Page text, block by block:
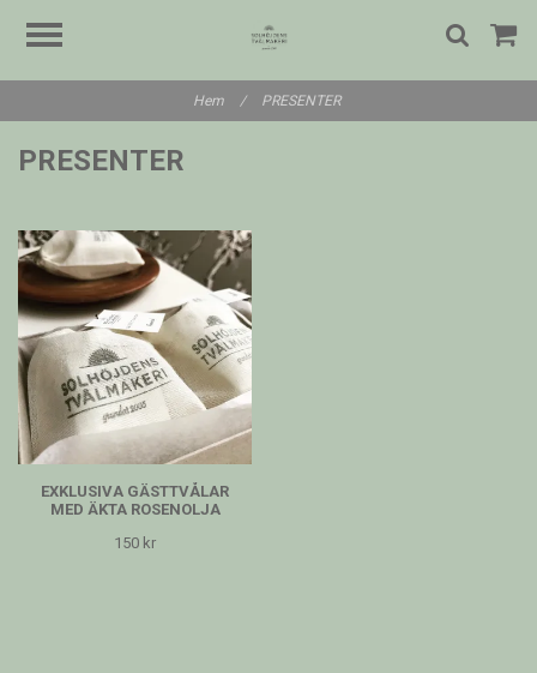
Hem / PRESENTER
PRESENTER
EXKLUSIVA GÄSTTVÅLAR
MED ÄKTA ROSENOLJA
150 kr